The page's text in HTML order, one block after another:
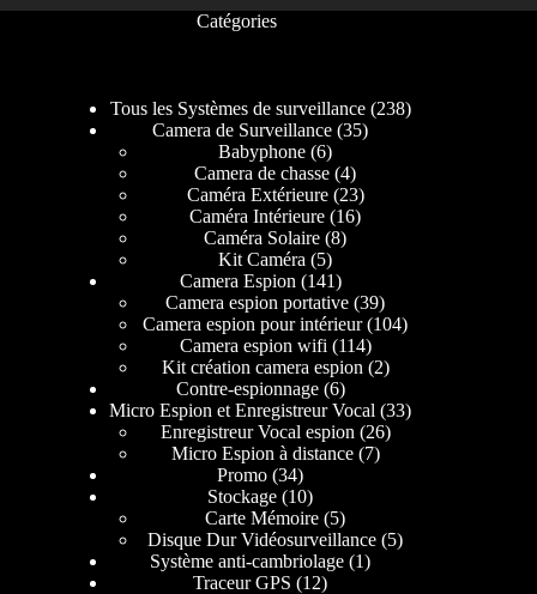
Catégories
Tous les Systèmes de surveillance 238
Camera de Surveillance 35
Babyphone 6
Camera de chasse 4
Caméra Extérieure 23
Caméra Intérieure 16
Caméra Solaire 8
Kit Caméra
5
Camera Espion 141
Camera espion portative 39
Camera espion pour intérieur 104
Camera espion wifi 114
Kit création camera espion 2
Contre-espionnage 6
Micro Espion et Enregistreur Vocal 33
Enregistreur Vocal espion 26
Micro Espion à distance 7
Promo 34
Stockage 10
Carte Mémoire 5
Disque Dur Vidéosurveillance 5
Système anti-cambriolage 1
Traceur GPS
12